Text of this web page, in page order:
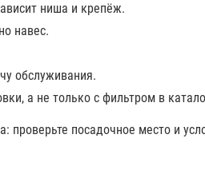
ниша и крепёж.
навес.
обслуживания.
а не только с фильтром в
посадочное место и